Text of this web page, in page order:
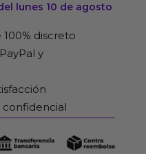
lunes 10 de agosto
discreto
y
confidencial